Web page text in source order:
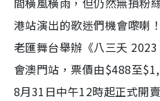
港站演出的歌迷們機會嚟喇
老匯舞台舉辦《八三夭
會澳門站，票價由$488至
8月31日中午12時起正式開